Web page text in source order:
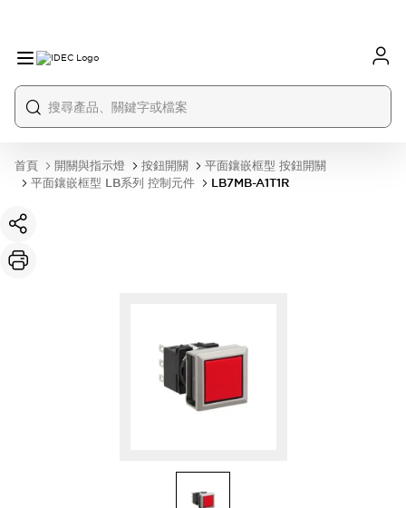
首頁 開關與指示燈 按鈕開關
平面鑲嵌框型 按鈕開關
平面鑲嵌框型 LB系列 控制元件
LB7MB-A1T1R